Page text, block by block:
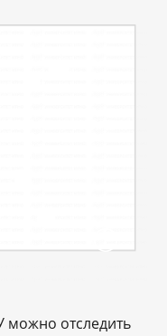
можно отследить